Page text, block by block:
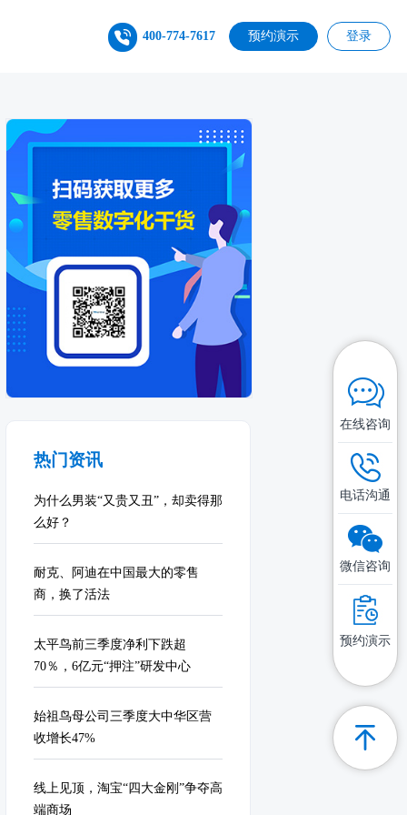
400-774-7617 预约演示 登录
热门资讯
为什么男装“又贵又丑”，却卖得那
么好？
耐克、阿迪在中国最大的零售
商，换了活法
太平鸟前三季度净利下跌超
70％，6亿元“押注”研发中心
始祖鸟母公司三季度大中华区营
收增长47%
线上见顶，淘宝“四大金刚”争夺高
端商场
在线咨询
电话沟通
微信咨询
预约演示